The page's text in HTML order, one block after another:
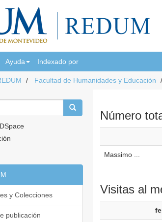
Ayuda Indexado por
Facultad de Humanidades y Educación
y Colecciones
publicación
Número
Massimo ...
Visitas al